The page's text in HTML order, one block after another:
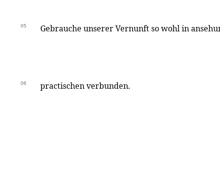
05 Gebrauche unserer Vernunft so wohl in
06 practischen verbunden.